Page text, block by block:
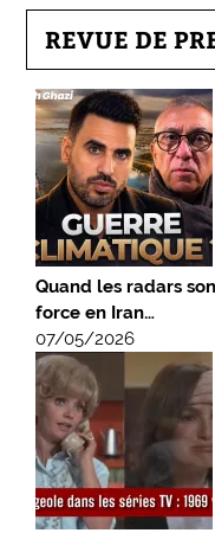
REVUE DE
Quand les radars
force en Iran…
07/05/2026